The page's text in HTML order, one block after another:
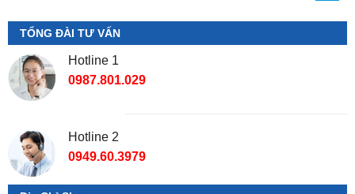
Hotline 1
0987.801.029
Địa Chỉ Shop
📌 Chi Nhánh Hồ Chí Minh: 277-279 Đường số 9A, KDC